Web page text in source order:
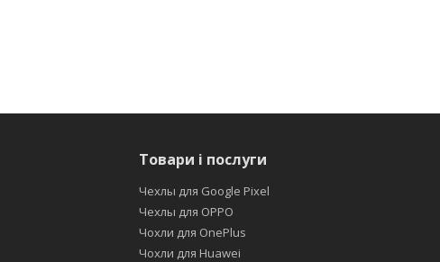
Товари і послуги
Чехлы для Google Pixel
Чехлы для OPPO
Чохли для OnePlus
Чохли для Huawei